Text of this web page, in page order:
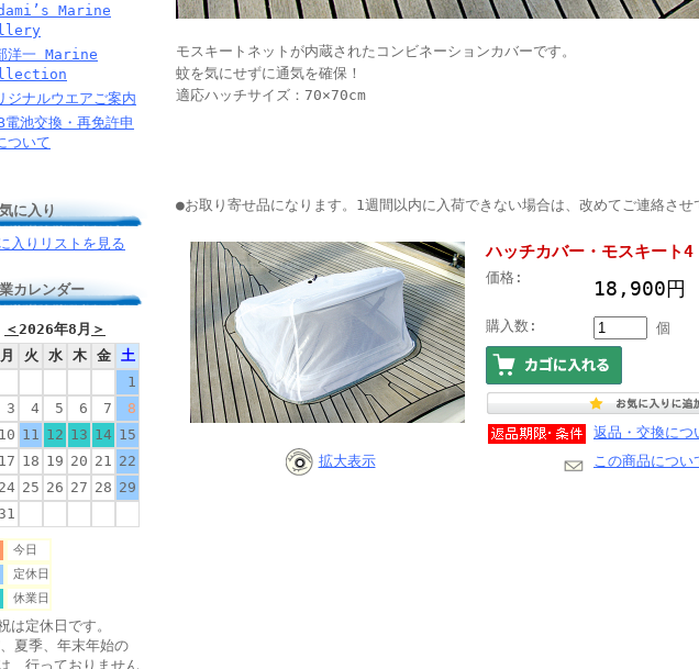
Marine
洋一 Marine
ジナルウエアご案内
電池交換・再免許申
ついて
に入り
入りリストを見る
カレンダー
＜2026年8月 ＞
月 火 水 木 金
土
1
3 4 5 6 7
8
10 11 12 13 14 15
17 18 19 20 21 22
24 25 26 27 28 29
31
今日
定休日
休業日
は定休日です。
夏季、年末年始の
、行っておりません
モスキートネットが内蔵されたコンビネーションカバーです。
蚊を気にせずに通気を確保！
適応ハッチサイズ：70×70cm
●お取り寄せ品になります。1週間以内に入荷できない場合は、改めてご連絡させ
拡大表示
ハッチカバー・モスキー
価格: 18,900円
購入数: 個
返品・交換につ
この商品につい